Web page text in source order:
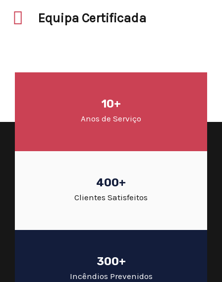
Equipa Certificada
10+
Anos de Serviço
400+
Clientes Satisfeitos
300+
Incêndios Prevenidos